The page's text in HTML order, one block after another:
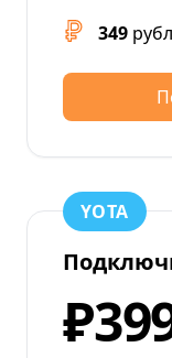
349
YOTA